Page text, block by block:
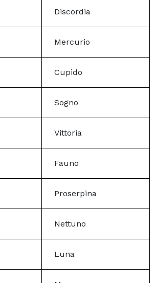
Discordia
Mercurio
Cupido
Sogno
Vittoria
Fauno
Proserpina
Nettuno
Luna